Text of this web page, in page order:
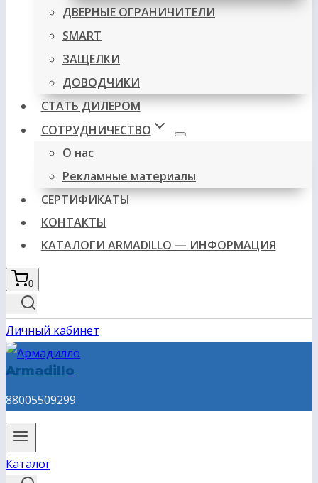
ДВЕРНЫЕ ОГРАНИЧИТЕЛИ
SMART
ЗАЩЕЛКИ
ДОВОДЧИКИ
СТАТЬ ДИЛЕРОМ
СОТРУДНИЧЕСТВО
О нас
Рекламные материалы
СЕРТИФИКАТЫ
КОНТАКТЫ
КАТАЛОГИ ARMADILLO — ИНФОРМАЦИЯ
0
Личный кабинет
Armadillo
88005509299
Каталог